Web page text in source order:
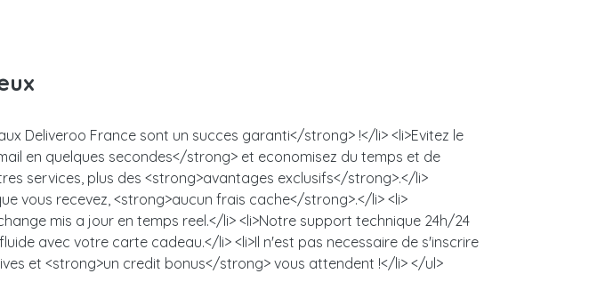
Deliveroo France sont un succes garanti</strong> !</li> <li>Evitez le
en quelques secondes</strong> et economisez du temps et de
services, plus des <strong>avantages exclusifs</strong>.</li>
vous recevez, <strong>aucun frais cache</strong>.</li> <li>
mis a jour en temps reel.</li> <li>Notre support technique 24h/24
avec votre carte cadeau.</li> <li>Il n'est pas necessaire de s'inscrire
et <strong>un credit bonus</strong> vous attendent !</li> </ul>